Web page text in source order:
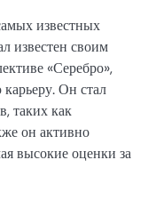
известных
известен своим
«Серебро»,
Он стал
таких как
он активно
высокие оценки за